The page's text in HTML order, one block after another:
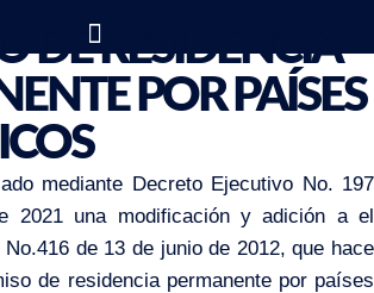
DE RESIDENCIA
POR PAÍSES
mediante Decreto Ejecutivo No. 197
2021una modificación y adición a el
de 13 de junio de 2012, que hace
de residencia permanente por países